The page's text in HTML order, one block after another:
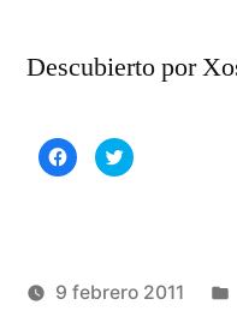
Descubierto por
Haz
clic
una
ventana
Haz
clic
una
ventana
9 febrero 2011